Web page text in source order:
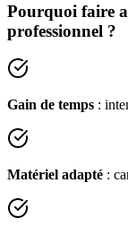
Pourquoi faire
professionnel ?
Gain de temps :
Matériel adapté :